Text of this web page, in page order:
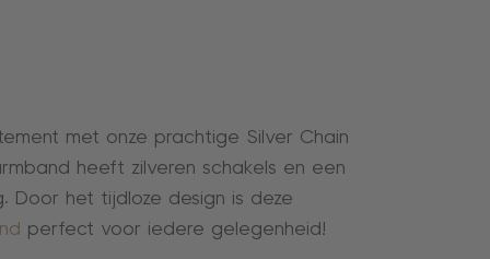
met onze prachtige Silver Chain
heeft zilveren schakels en een
Door het tijdloze design is deze
perfect voor iedere gelegenheid!